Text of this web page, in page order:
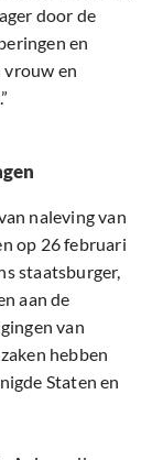
door de
en
vrouw en
naleving van
op 26 februari
staatsburger,
aan de
van
hebben
Staten en